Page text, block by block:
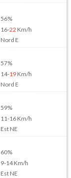
56%
16-22 Km/h
Nord E
57%
14-19Km/h
Nord E
59%
11-16Km/h
Est NE
60%
9-14Km/h
Est NE